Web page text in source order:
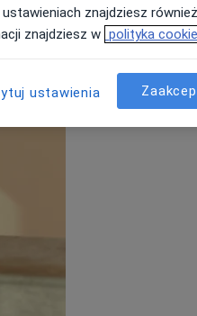
znajdziesz
znajdziesz w polityka
ustawienia